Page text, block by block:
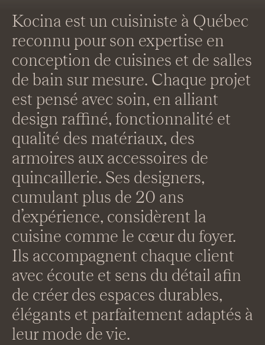
Kocina est un cuisiniste à Québec
reconnu pour son expertise en
conception de cuisines et de salles
de bain sur mesure. Chaque projet
est pensé avec soin, en alliant
design raffiné, fonctionnalité et
qualité des matériaux, des
armoires aux accessoires de
quincaillerie. Ses designers,
cumulant plus de 20 ans
d’expérience, considèrent la
cuisine comme le cœur du foyer.
Ils accompagnent chaque client
avec écoute et sens du détail afin
de créer des espaces durables,
élégants et parfaitement adaptés à
leur mode de vie.